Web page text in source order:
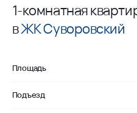
1-комнатная
вЖК Суворовский
Площадь
Подъезд